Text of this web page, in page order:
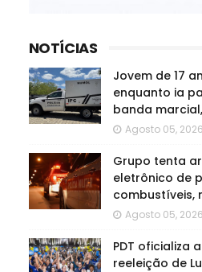
NOTÍCIAS
Jovem de 17
enquanto ia
banda marcial,
Agosto 05, 2026
Grupo tenta
eletrônico de
combustíveis,
Agosto 05, 2026
PDT oficializa
reeleição de